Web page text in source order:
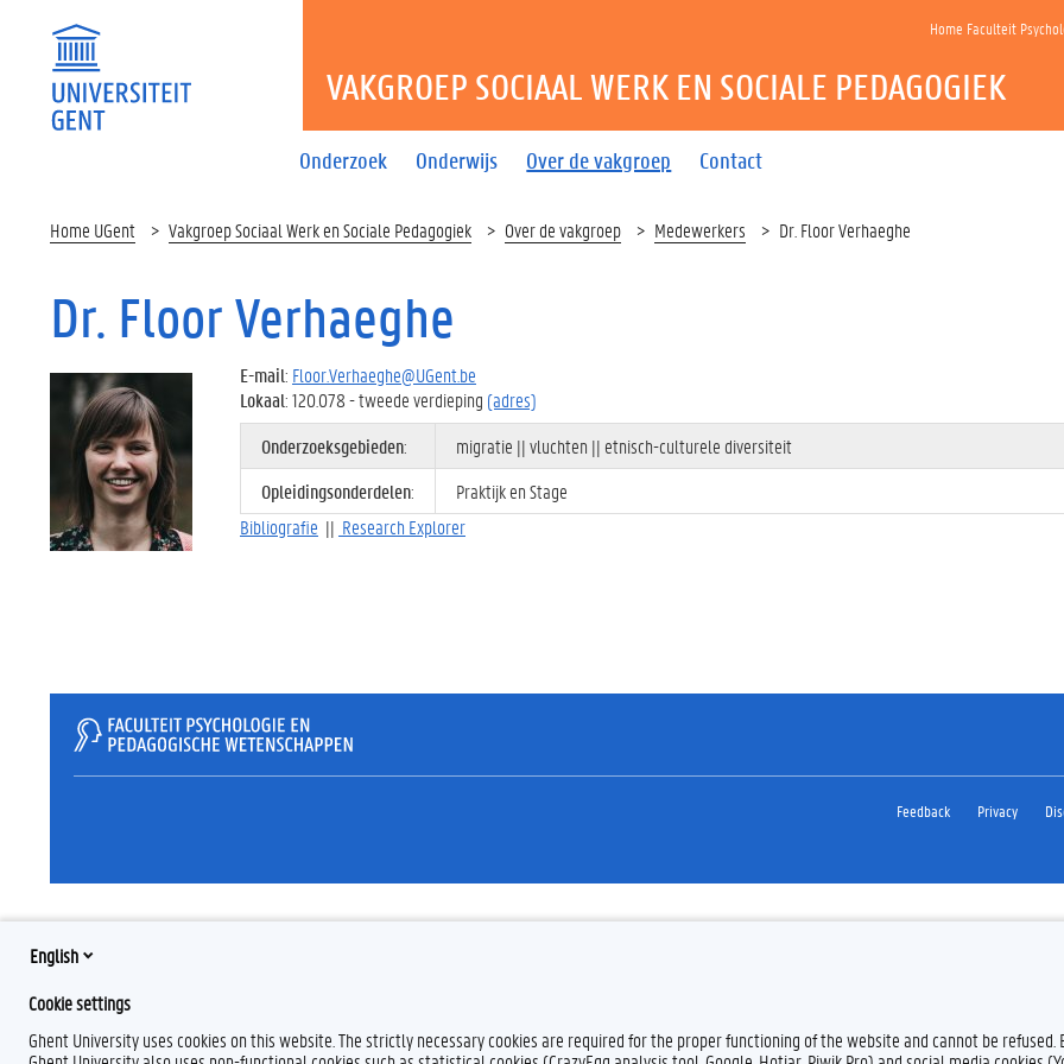
Home Faculteit
Onderzoek Onderwijs Over de vakgroep Contact
VAKGROEP SOCIAAL WERK EN SOCIALE PEDAGOGIEK
Home UGent Vakgroep Sociaal Werk en Sociale Pedagogiek Over de vakgroep Medewerkers Dr. Floor Verhaeghe
Dr. Floor Verhaeghe
E-mail: Floor.Verhaeghe@UGent.be
Lokaal: 120.078 - tweede verdieping (adres)
Onderzoeksgebieden:
migratie || vluchten || etnisch-culturele diversiteit
Opleidingsonderdelen:
Praktijk en Stage
Bibliografie || Research Explorer
Feedback Privacy
English
Cookie settings
Ghent University uses cookies on this website. The strictly necessary cookies are required for the proper functioning of the website and cannot be refused.